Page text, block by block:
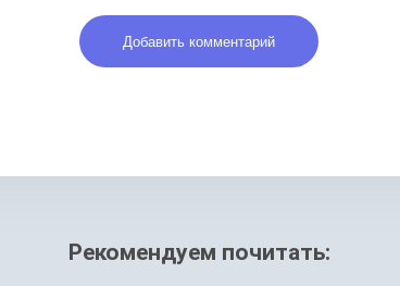
Рекомендуем почитать: